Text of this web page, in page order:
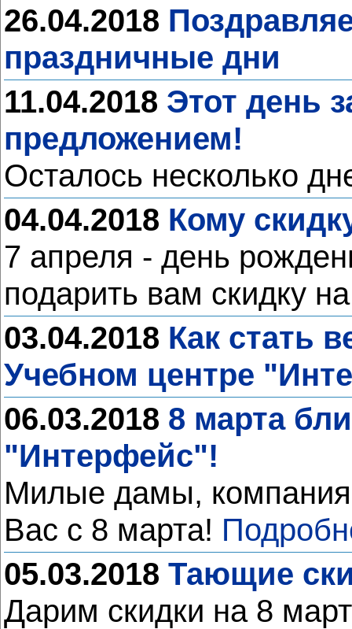
26.04.2018
праздничные дни
11.04.2018 Этот день
предложением!
Осталось несколько
04.04.2018 Кому
7 апреля - день
подарить вам скидку
03.04.2018 Как стать
Учебном центре
06.03.2018 8 марта
"Интерфейс"!
Милые дамы,
Вас с 8 марта!
05.03.2018 Тающие
Дарим скидки на 8